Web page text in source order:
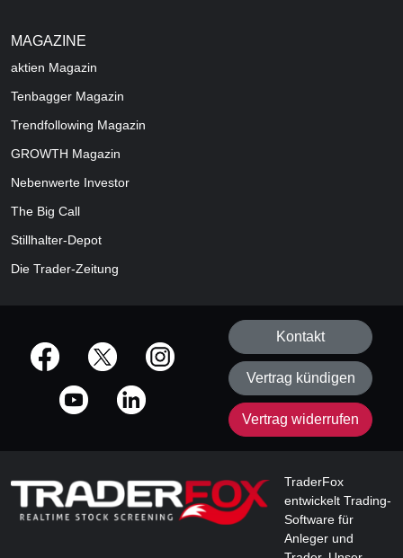
MAGAZINE
aktien Magazin
Tenbagger Magazin
Trendfollowing Magazin
GROWTH Magazin
Nebenwerte Investor
The Big Call
Stillhalter-Depot
Die Trader-Zeitung
offizielle Social Media-Accounts
Kontakt
Vertrag kündigen
Vertrag widerrufen
TraderFox
entwickelt Trading-
Software für
Anleger und